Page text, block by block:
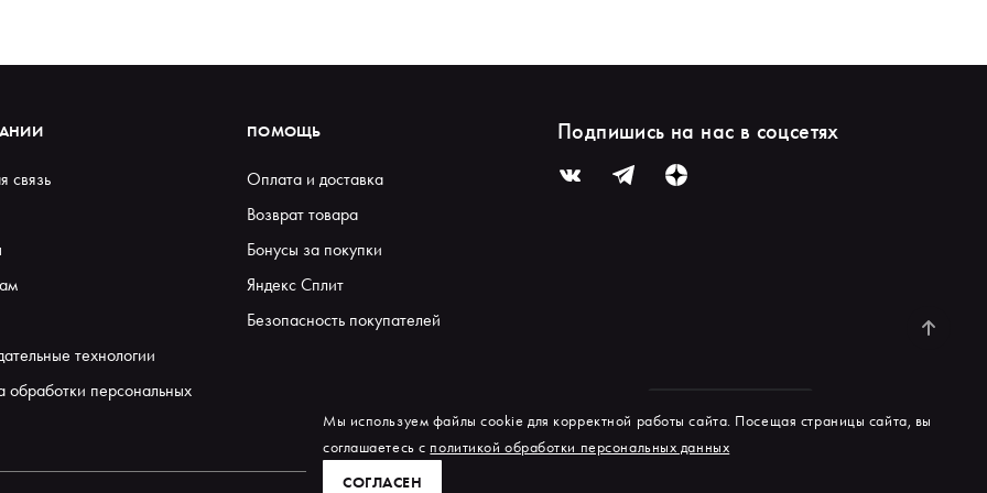
связь
технологии
обработки персональных
ПОМОЩЬ
Оплата и доставка
Возврат товара
Бонусы за покупки
Яндекс Сплит
Безопасность покупателей
Подпишись на нас в соцсетях
Мы используем файлы cookie для корректной работы сайта. Посещая страницы сайта, вы
соглашаетесь с политикой обработки персональных данных
СОГЛАСЕН